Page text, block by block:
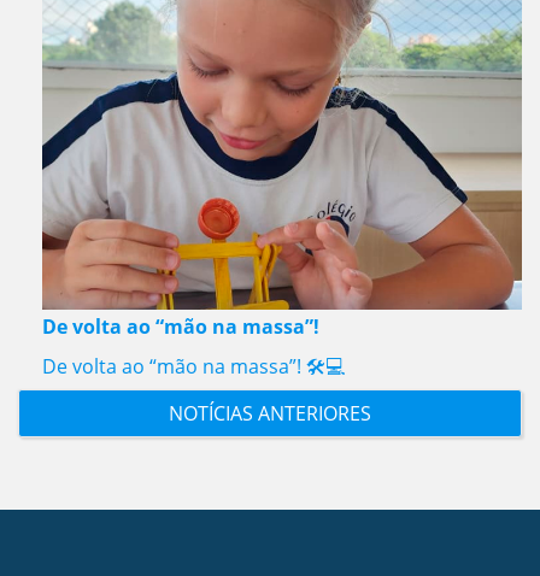
De volta ao “mão na massa”!
De volta ao “mão na massa”! 🛠️💻
NOTÍCIAS ANTERIORES